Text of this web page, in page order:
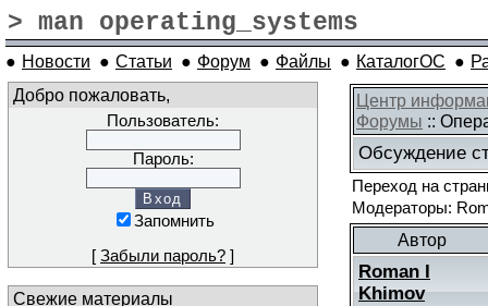
> man operating_systems
● Новости ● Статьи ● Форум ● Файлы ● КаталогОС ●
Добро пожаловать,
Пользователь:
Пароль:
Запомнить
[ Забыли пароль? ]
Свежие материалы
Центр
Форумы ::
Обсуждение
Переход на
Модераторы:
Автор
Roman I
Khimov